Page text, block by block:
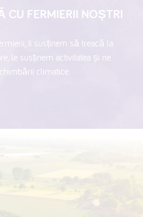
CU FERMIERII NOȘTRI
îi susținem să treacă la
le susținem activitatea și ne
climatice.